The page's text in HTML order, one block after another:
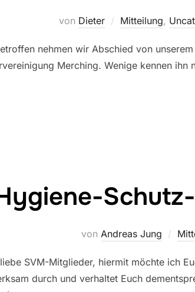
von Dieter Mitteilung,
nehmen wir Abschied von
Merching. Wenige kennen
von Andreas Jung
SVM-Mitglieder, hiermit möchte ich
durch und verhaltet Euch